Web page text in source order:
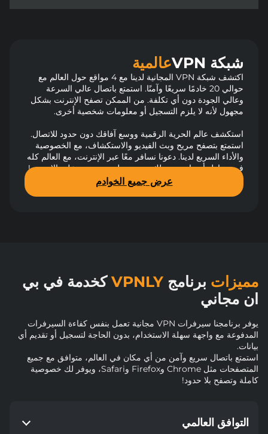
شبكة VPN عالمية
اكتشف شبكة VPN المجانية لدينا مع 4 مواقع حول العالم مع
حوالي 20 خادمًا سريعًا وآمنًا. استمتع باتصال عالي السرعة
وعالي الجودة دون أي تكلفة. من الممكن تصفح الإنترنت بشكل
مجهول لأنه لا يلزم التسجيل أو معلومات شخصية أخرى.
استكشف عالم الحرية الرقمية ووسع آفاقك دون حدود للاتصال.
استمتع بتصفح مريح وبث الفيديو والاستكشاف، مع الخصوصية
والأداء السريع لدينا. دعونا نسافر معًا عبر الإنترنت، مع العالم كله
في متناول أيدينا. نضمن لك تجربة سلسة وممتعة على الإنترنت!
عرض جميع الخوادم
مميزات برنامج VPNLY كخدمة في بي
ان مجاني
يوفر برنامجنا سيرفرات VPN مجانية تعمل بنفس كفاءة السيرفرات
المدفوعة مع واجهة سهلة الاستخدام، بدون الحاجة لتسجيل أو تقديم أي
بيانات.
استمتع باتصال سريع وآمن من أي مكان في العالم، متوافق مع جميع
المتصفحات مثل Chrome وFirefox وSafari، ويوفر لك خصوصية
كاملة وتصفح بلا حدود!
التوافق العالمي